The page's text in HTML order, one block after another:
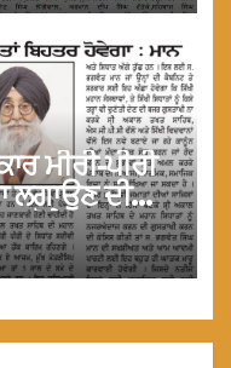
ਮੀਰੀ-ਪੀਰੀ
ਲਗਾਉਣ ਦੀ
ਹੋਵੇਗਾ : ਮਾਨ